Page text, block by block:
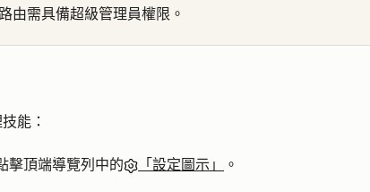
由需具備超級管理員權限。
能：
擊頂端導覽列中的 「設定圖示」 。